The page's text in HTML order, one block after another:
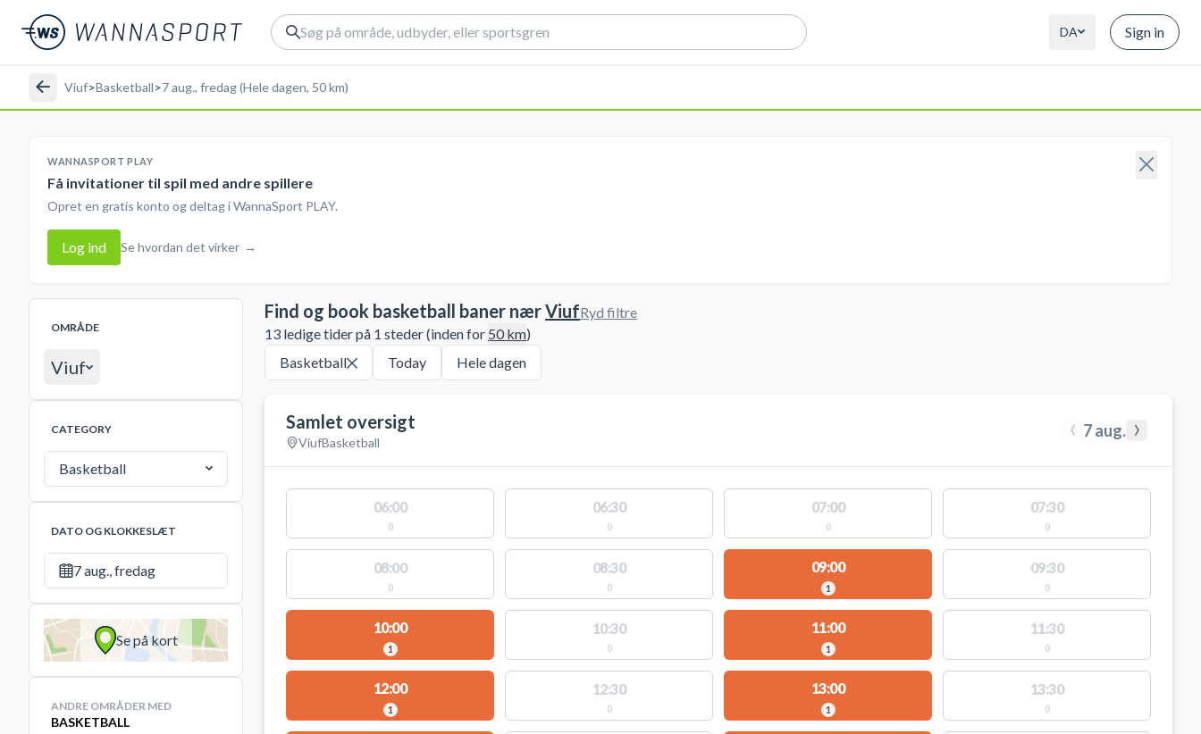
DA Sign in
Viuf>Basketball>7 aug., fredag (Hele dagen, 50 km)
WANNASPORT PLAY
Få invitationer til spil med andre spillere
Opret en gratis konto og deltag i WannaSport PLAY.
Log ind Se hvordan det virker →
OMRÅDE
Viuf
CATEGORY
Basketball
DATO OG KLOKKESLÆT
7 aug., fredag
Se på kort
ANDRE OMRÅDER MED
BASKETBALL
Find og book basketball baner nærViuf
13 ledige tider på 1 steder (inden for 50km)
Ryd filtre
Basketball Today Hele dagen
Samlet oversigt
ViufBasketball ‹ 7 aug. ›
06:00
0
06:30
0
07:00
0
07:30
0
08:00
0
08:30
0
09:00
1
09:30
0
10:00
1
10:30
0
11:00
1
11:30
0
12:00
1
12:30
0
13:00
1
13:30
0